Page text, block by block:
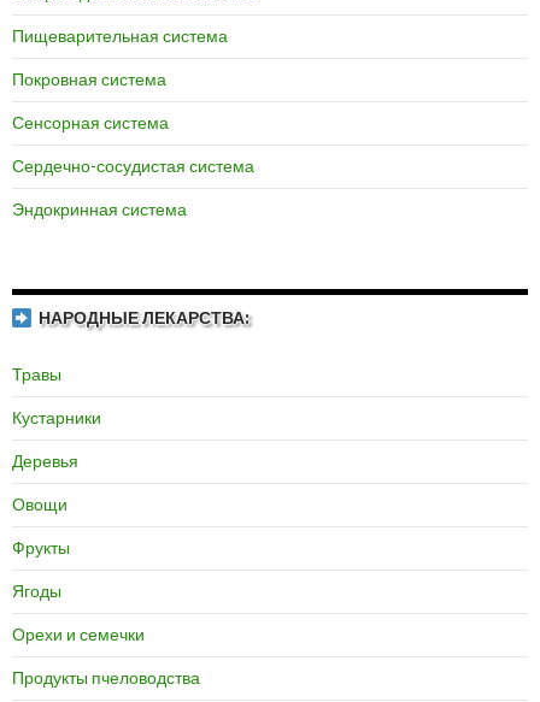
Пищеварительная система
Покровная система
Сенсорная система
Сердечно-сосудистая система
Эндокринная система
НАРОДНЫЕ ЛЕКАРСТВА:
Травы
Кустарники
Деревья
Овощи
Фрукты
Ягоды
Орехи и семечки
Продукты пчеловодства